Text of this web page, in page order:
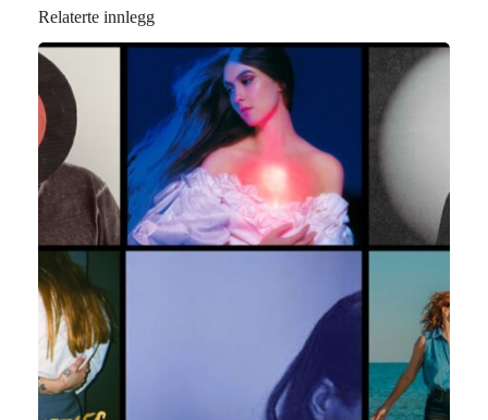
Relaterte innlegg